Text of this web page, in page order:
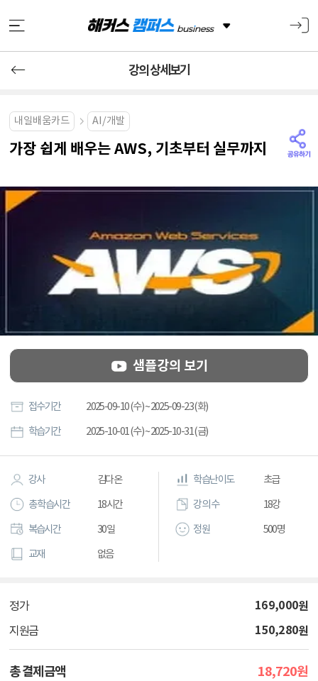
강의 상세보기
내일배움카드 AI/개발
가장 쉽게 배우는 AWS, 기초부터 실무까지
샘플강의 보기
접수기간 2025-09-10 (수) ~ 2025-09-23 (화)
학습기간 2025-10-01 (수) ~ 2025-10-31 (금)
강사 김다온
총 학습시간 18시간
복습시간 30일
교재 없음
학습난이도 초급
강의 수 18강
정원 500명
정가 169,000원
지원금 150,280원
총 결제금액 18,720원